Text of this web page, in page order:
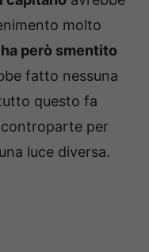
molto
però smentito
fatto nessuna
questo fa
per
luce diversa.